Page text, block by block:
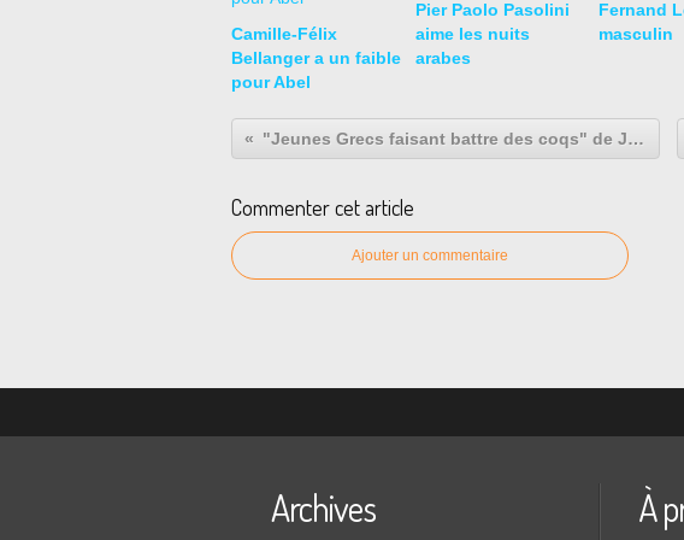
Camille-Félix
Bellanger a un faible
pour Abel
Pier Paolo Pasolini
aime les nuits
arabes
Fernand
masculin
"Jeunes Grecs faisant battre des coqs" de Jean-Léon Gérôme
Commenter cet article
Ajouter un commentaire
Archives À